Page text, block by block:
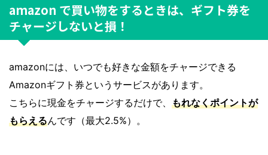
amazon で買い物をするときは、ギフト券を
チャージしないと損！
amazonには、いつでも好きな金額をチャージできる
Amazonギフト券というサービスがあります。
こちらに現金をチャージするだけで、 もれなくポイントが
もらえるんです（最大2.5%）。